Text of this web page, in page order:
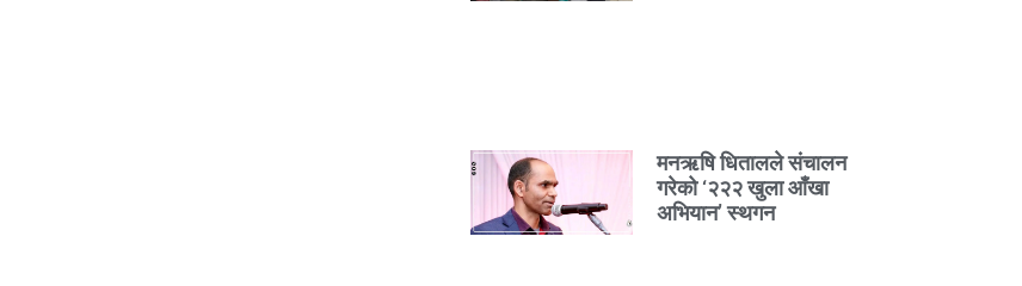
मनऋषि धितालले संचालन
गरेको ‘२२२ खुला आँखा
अभियान’ स्थगन